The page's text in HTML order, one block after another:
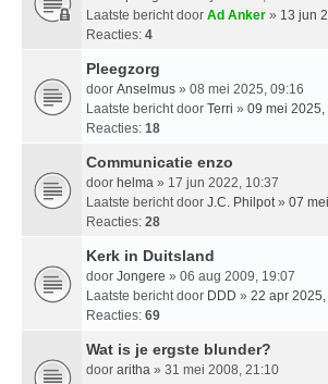
Laatste bericht door Ad Anker » 13 jun
Reacties: 4
Pleegzorg
door Anselmus » 08 mei 2025, 09:16
Laatste bericht door Terri » 09 mei 2025,
Reacties: 18
Communicatie enzo
door helma » 17 jun 2022, 10:37
Laatste bericht door J.C. Philpot » 07
Reacties: 28
Kerk in Duitsland
door Jongere » 06 aug 2009, 19:07
Laatste bericht door DDD » 22 apr 2025,
Reacties: 69
Wat is je ergste blunder?
door aritha » 31 mei 2008, 21:10